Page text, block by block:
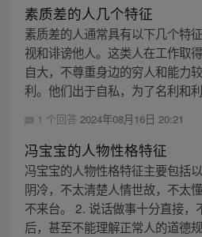
素质差的人几个特征
素质差的人通常具有以下几个特
视和诽谤他人。这类人在工作取
自大，不尊重身边的穷人和能力
利。他们出于自私，为了名利和
1 个回答 2024年08月16日 20:21
冯宝宝的人物性格特征
冯宝宝的人物性格特征主要包括
阴冷，不太清楚人情世故，不太
不来台。 2. 说话做事十分直接，
后，甚至不能理解正常人的道德